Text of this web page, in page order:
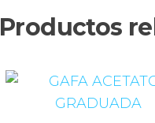
Productos